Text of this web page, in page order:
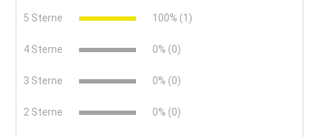
5 Sterne 100% (1)
4 Sterne 0% (0)
3 Sterne 0% (0)
2 Sterne 0% (0)